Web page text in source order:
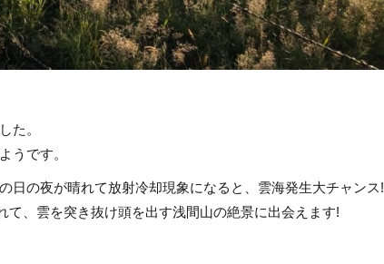
た。
うです。
日の夜が晴れて放射冷却現象になると、雲海発生大チャンス!
、雲を突き抜け頭を出す浅間山の絶景に出会えます!